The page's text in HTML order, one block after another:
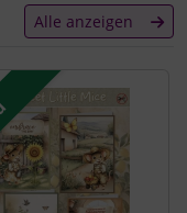
Alle anzeigen
Sie mit der Tab-